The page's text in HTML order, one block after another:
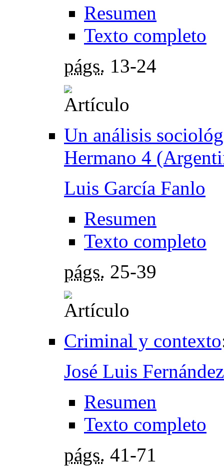
Resumen
Texto completo
págs. 13-24
Un análisis
Hermano 4
Luis García Fanlo
Resumen
Texto completo
págs. 25-39
Criminal y contexto
José Luis Fernández
Resumen
Texto completo
págs. 41-71